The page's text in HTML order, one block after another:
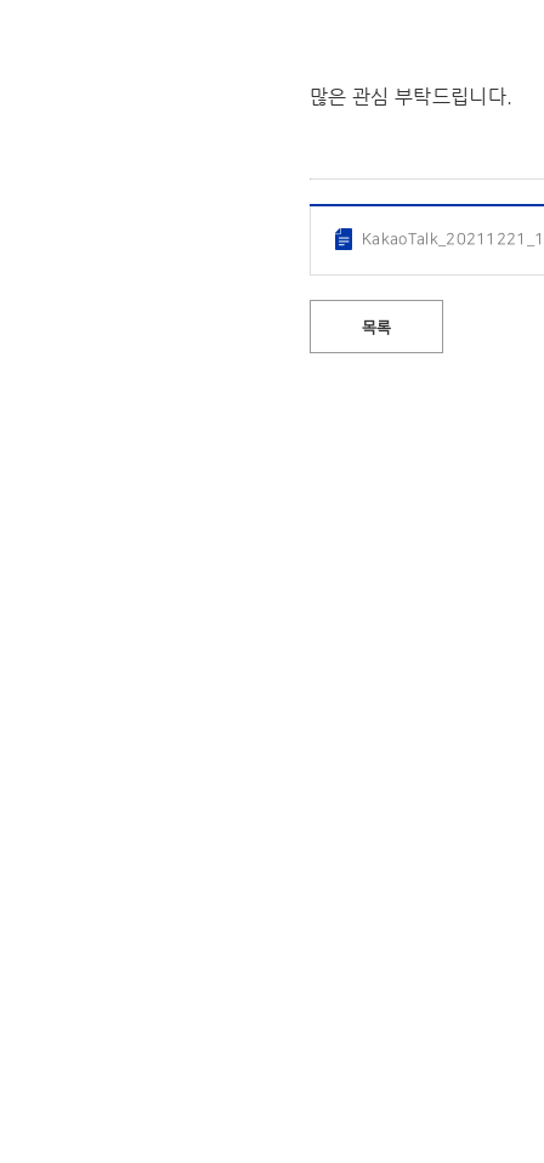
많은 관심 부탁드립니다.
목록